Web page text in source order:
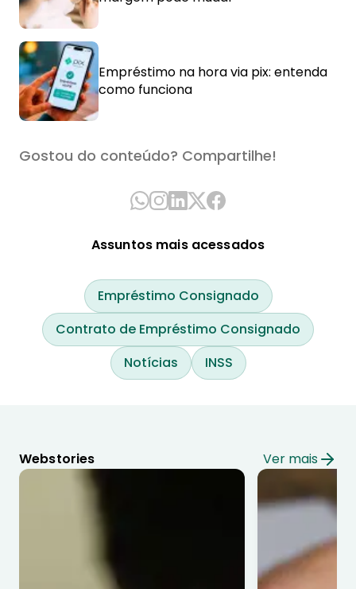
Empréstimo na hora via pix: entenda
como funciona
Gostou do conteúdo? Compartilhe!
Assuntos mais acessados
Empréstimo Consignado
Contrato de Empréstimo Consignado
Notícias
INSS
Webstories Ver mais